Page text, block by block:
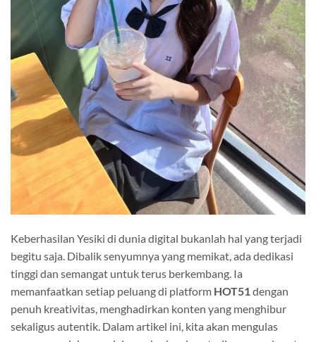
Keberhasilan Yesiki di dunia digital bukanlah hal yang terjadi
begitu saja. Dibalik senyumnya yang memikat, ada dedikasi
tinggi dan semangat untuk terus berkembang. Ia
memanfaatkan setiap peluang di platform HOT51 dengan
penuh kreativitas, menghadirkan konten yang menghibur
sekaligus autentik. Dalam artikel ini, kita akan mengulas